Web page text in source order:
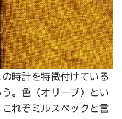
時計を特徴付けている
。色（オリーブ）とい
れぞミルスペックと言